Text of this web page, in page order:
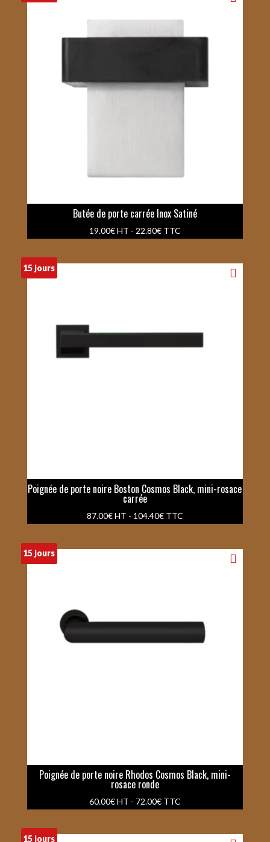
Butée de porte carrée Inox Satiné
19.00€HT - 22.80€TTC
15 jours
Poignée de porte noire Boston Cosmos Black, mini-rosace
carrée
87.00€HT - 104.40€TTC
15 jours
Poignée de porte noire Rhodos Cosmos Black, mini-
rosace ronde
60.00€HT - 72.00€TTC
15 jours